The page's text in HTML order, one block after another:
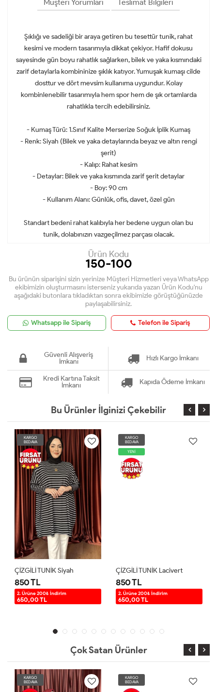
Müşteri Yorumları Teslimat Bilgileri
Şıklığı ve sadeliği bir araya getiren bu tesettür tunik, rahat
kesimi ve modern tasarımıyla dikkat çekiyor. Hafif dokusu
sayesinde gün boyu rahatlık sağlarken, bilek ve yaka kısmındaki
zarif detaylarla kombininize şıklık katıyor. Yumuşak kumaşı cilde
dosttur ve dört mevsim kullanıma uygundur. Kolay
kombinlenebilir tasarımıyla hem spor hem de şık ortamlarda
rahatlıkla tercih edebilirsiniz.
- Kumaş Türü: 1.Sınıf Kalite Merserize Soğuk İplik Kumaş
- Renk: Siyah (Bilek ve yaka detaylarında beyaz ve altın rengi
şerit)
- Kalıp: Rahat kesim
- Detaylar: Bilek ve yaka kısmında zarif şerit detaylar
- Boy: 90 cm
- Kullanım Alanı: Günlük, ofis, davet, özel gün
Standart bedeni rahat kalıbıyla her bedene uygun olan bu
tunik, dolabınızın vazgeçilmez parçası olacak.
Ürün Kodu
150-100
Bu ürünün siparişini sizin yerinize Müşteri Hizmetleri veya WhatsApp
ekibimizin oluşturmasını isterseniz yukarıda yazan Ürün Kodu'nu
aşağıdaki butonlara tıkladıktan sonra ekibimizle görüştüğünüzde
paylaşabilirsiniz.
Whatsapp ile Sipariş Telefon ile Sipariş
Güvenli Alışveriş
İmkanı
Hızlı Kargo İmkanı
Kredi Kartına Taksit
İmkanı
Kapıda Ödeme İmkanı
Bu Ürünler İlginizi Çekebilir
KARGO
BEDAVA
ÇİZGİLİ TUNİK Siyah
850 TL
2. Ürüne 200₺ İndirim
650,00 TL
KARGO
BEDAVA
YENİ
ÇİZGİLİ TUNİK Lacivert
850 TL
2. Ürüne 200₺ İndirim
650,00 TL
Çok Satan Ürünler
KARGO
BEDAVA
KARGO
BEDAVA